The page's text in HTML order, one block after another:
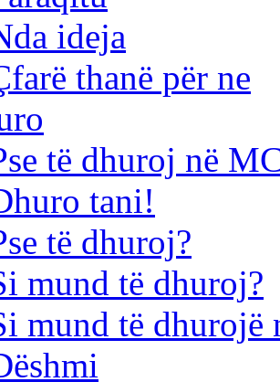
ideja
thanë për ne
të dhuroj në
tani!
të dhuroj?
mund të dhuroj?
mund të dhurojë